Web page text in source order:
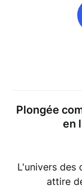
Plongée
en
L'univers des
attire